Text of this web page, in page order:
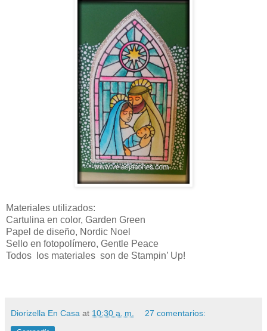
Materiales utilizados:
Cartulina en color, Garden Green
Papel de diseño, Nordic Noel
Sello en fotopolímero, Gentle Peace
Todos los materiales son de Stampin’ Up!
Diorizella En Casa at 10:30 a. m. 27 comentarios: